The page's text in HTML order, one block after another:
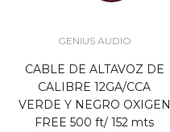
GENIUS AUDIO
CABLE DE ALTAVOZ DE
CALIBRE 12GA/CCA
VERDE Y NEGRO OXIGEN
FREE 500 ft/ 152 mts